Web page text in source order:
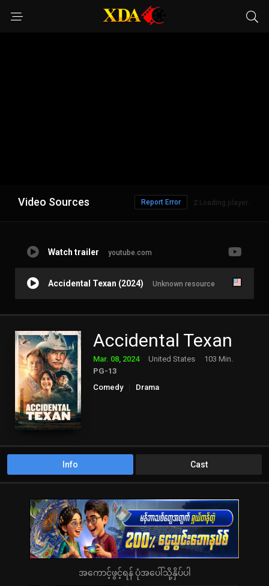
Video Sources 1 Loading player..
Report Error
Watch trailer youtube.com
Accidental Texan (2024) Unknown resource
Accidental Texan
Mar. 08, 2024 United States
103 Min.
PG-13
Comedy
Drama
Info Cast
အကောင့်ဖွင့်ရန် ပုံအပေါ်သို့နှိပ်ပါ